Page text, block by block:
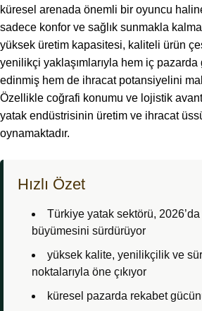
küresel arenada önemli bir oyuncu
sadece konfor ve sağlık sunmakla
yüksek üretim kapasitesi, kaliteli ürün
yenilikçi yaklaşımlarıyla hem iç
edinmiş hem de ihracat potansiyelini
Özellikle coğrafi konumu ve lojistik
yatak endüstrisinin üretim ve ihracat
oynamaktadır.
Hızlı Özet
Türkiye yatak sektörü,
büyümesini sürdürüyor
yüksek kalite, yenilikçilik ve
noktalarıyla öne çıkıyor
küresel pazarda rekabet